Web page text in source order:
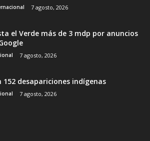
7 agosto, 2026
el Verde más de 3 mdp por anuncios
7 agosto, 2026
152 desapariciones indígenas
7 agosto, 2026